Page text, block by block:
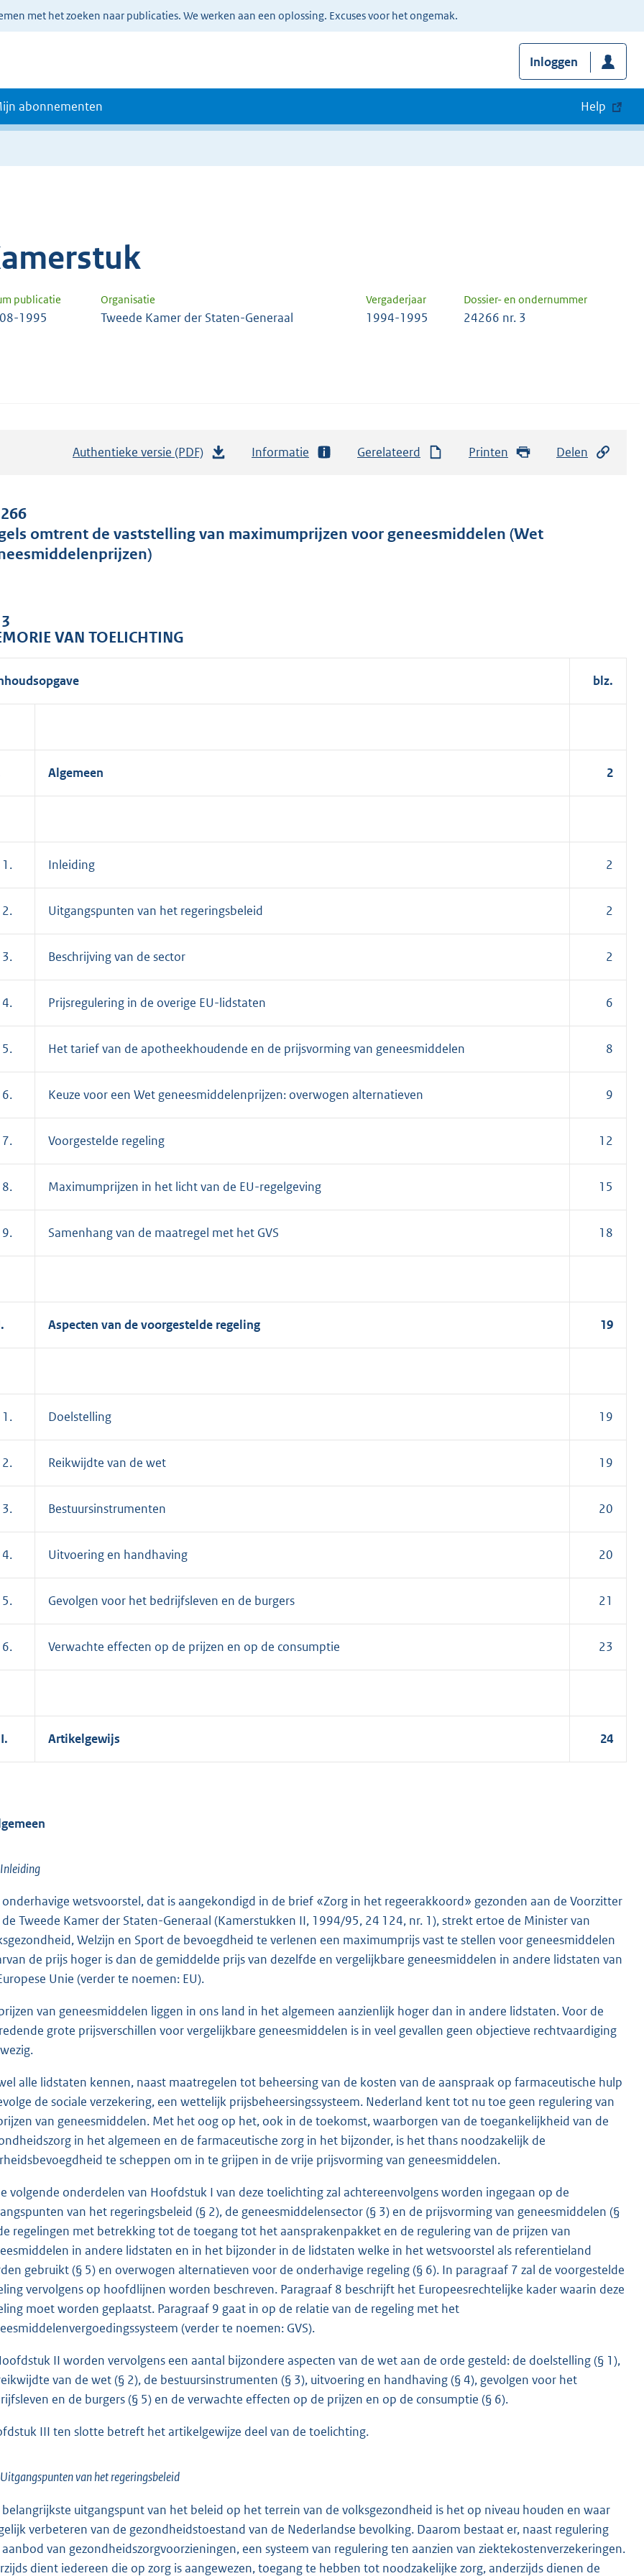
met het zoeken naar publicaties. We werken aan een oplossing. Excuses voor het ongemak.
Inloggen
abonnementen Help
publicatie Organisatie Vergaderjaar Dossier- en ondernummer
1995 Tweede Kamer der Staten-Generaal 1994-1995 24266 nr. 3
Authentieke versie (PDF)
a
t
K
Informatie Gerelateerd Printen Delen
omtrent de vaststelling van maximumprijzen voor geneesmiddelen (Wet
VAN TOELICHTING
blz.
Algemeen 2
1. Inleiding 2
2. Uitgangspunten van het regeringsbeleid 2
3. Beschrijving van de sector 2
4. Prijsregulering in de overige EU-lidstaten 6
5. Het tarief van de apotheekhoudende en de prijsvorming van geneesmiddelen 8
6. Keuze voor een Wet geneesmiddelenprijzen: overwogen alternatieven 9
7. Voorgestelde regeling 12
8. Maximumprijzen in het licht van de EU-regelgeving 15
9. Samenhang van de maatregel met het GVS 18
Aspecten van de voorgestelde regeling 19
1. Doelstelling 19
2. Reikwijdte van de wet 19
3. Bestuursinstrumenten 20
4. Uitvoering en handhaving 20
5. Gevolgen voor het bedrijfsleven en de burgers 21
6. Verwachte effecten op de prijzen en op de consumptie 23
Artikelgewijs 24
wetsvoorstel, dat is aangekondigd in de brief «Zorg in het regeerakkoord» gezonden aan de Voorzitter
Tweede Kamer der Staten-Generaal (Kamerstukken II, 1994/95, 24 124, nr. 1), strekt ertoe de Minister van
Welzijn en Sport de bevoegdheid te verlenen een maximumprijs vast te stellen voor geneesmiddelen
de prijs hoger is dan de gemiddelde prijs van dezelfde en vergelijkbare geneesmiddelen in andere lidstaten van
Unie (verder te noemen: EU).
van geneesmiddelen liggen in ons land in het algemeen aanzienlijk hoger dan in andere lidstaten. Voor de
grote prijsverschillen voor vergelijkbare geneesmiddelen is in veel gevallen geen objectieve rechtvaardiging
alle lidstaten kennen, naast maatregelen tot beheersing van de kosten van de aanspraak op farmaceutische hulp
de sociale verzekering, een wettelijk prijsbeheersingssysteem. Nederland kent tot nu toe geen regulering van
van geneesmiddelen. Met het oog op het, ook in de toekomst, waarborgen van de toegankelijkheid van de
in het algemeen en de farmaceutische zorg in het bijzonder, is het thans noodzakelijk de
te scheppen om in te grijpen in de vrije prijsvorming van geneesmiddelen.
volgende onderdelen van Hoofdstuk I van deze toelichting zal achtereenvolgens worden ingegaan op de
van het regeringsbeleid (§ 2), de geneesmiddelensector (§ 3) en de prijsvorming van geneesmiddelen (§
regelingen met betrekking tot de toegang tot het aansprakenpakket en de regulering van de prijzen van
in andere lidstaten en in het bijzonder in de lidstaten welke in het wetsvoorstel als referentieland
gebruikt (§ 5) en overwogen alternatieven voor de onderhavige regeling (§ 6). In paragraaf 7 zal de voorgestelde
vervolgens op hoofdlijnen worden beschreven. Paragraaf 8 beschrijft het Europeesrechtelijke kader waarin deze
moet worden geplaatst. Paragraaf 9 gaat in op de relatie van de regeling met het
(verder te noemen: GVS).
II worden vervolgens een aantal bijzondere aspecten van de wet aan de orde gesteld: de doelstelling (§ 1),
van de wet (§ 2), de bestuursinstrumenten (§ 3), uitvoering en handhaving (§ 4), gevolgen voor het
en de burgers (§ 5) en de verwachte effecten op de prijzen en op de consumptie (§ 6).
III ten slotte betreft het artikelgewijze deel van de toelichting.
van het regeringsbeleid
uitgangspunt van het beleid op het terrein van de volksgezondheid is het op niveau houden en waar
verbeteren van de gezondheidstoestand van de Nederlandse bevolking. Daarom bestaat er, naast regulering
van gezondheidszorgvoorzieningen, een systeem van regulering ten aanzien van ziektekostenverzekeringen.
dient iedereen die op zorg is aangewezen, toegang te hebben tot noodzakelijke zorg, anderzijds dienen de